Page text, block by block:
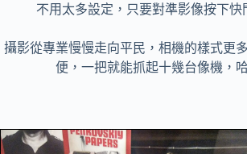
不用太多設定，只要對準影像按下快
攝影從專業慢慢走向平民，相機的樣式更
便，一把就能抓起十幾台像機，哈